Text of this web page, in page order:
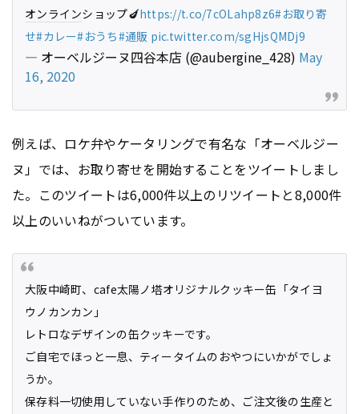
オンラインショップ🍆https://t.co/7cOLahp8z6#お取り寄
せ#カレー#おうち#通販 pic.twitter.com/sgHjsQMDj9
— オーベルジーヌ四谷本店 (@aubergine_428) May
16, 2020
例えば、ロケ弁やケータリングで有名な「オーベルジー
ヌ」では、お取り寄せを開始することをツイートしまし
た。このツイートは6,000件以上のリツイートと8,000件
以上のいいねがついています。
大阪中崎町、cafe太陽ノ塔オリジナルクッキー缶「タイヨ
ウノカンカン」
レトロなデザインの缶クッキーです。
ご自宅でほっと一息、ティータイムのおやつにいかがでしょ
うか。
保存料一切使用していない手作りのため、ご注文後の生産と